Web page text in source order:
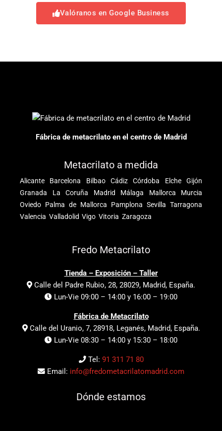
Valóranos en Google Business
Fábrica de metacrilato en el centro de Madrid
Metacrilato a medida
Alicante Barcelona Bilbao Cádiz Córdoba Elche
Gijón
Granada
La Coruña Madrid Málaga Mallorca
Murcia
Oviedo Palma de Mallorca Pamplona Sevilla Tarragona
Valencia Valladolid Vigo Vitoria Zaragoza
Fredo Metacrilato
Tienda – Exposición – Taller
Calle del Padre Rubio, 28, 28029, Madrid, España.
Lun-Vie 09:00 – 14:00 y 16:00 – 19:00
Fábrica de Metacrilato
Calle del Uranio, 7, 28918, Leganés, Madrid, España.
Lun-Vie 08:30 – 14:00 y 15:30 – 18:00
Tel: 91 311 71 80
Email: info@fredometacrilatomadrid.com
Dónde estamos